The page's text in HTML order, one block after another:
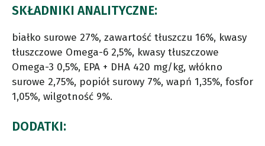
SKŁADNIKI ANALITYCZNE:
białko surowe 27%, zawartość tłuszczu 16%, kwasy
tłuszczowe Omega-6 2,5%, kwasy tłuszczowe
Omega-3 0,5%, EPA + DHA 420 mg/kg, włókno
surowe 2,75%, popiół surowy 7%, wapń 1,35%, fosfor
1,05%, wilgotność 9%.
DODATKI: